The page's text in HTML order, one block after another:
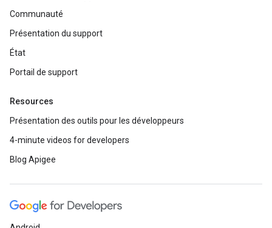
Communauté
Présentation du support
État
Portail de support
Resources
Présentation des outils pour les développeurs
4-minute videos for developers
Blog Apigee